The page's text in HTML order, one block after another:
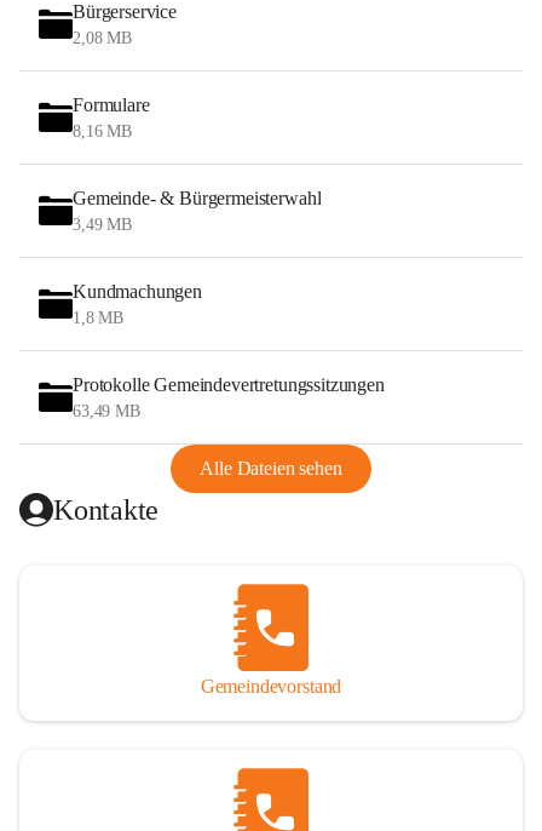
Bürgerservice
2,08 MB
Formulare
8,16 MB
Gemeinde- & Bürgermeisterwahl
3,49 MB
Kundmachungen
1,8 MB
Protokolle Gemeindevertretungssitzungen
63,49 MB
Alle Dateien sehen
Kontakte
Gemeindevorstand